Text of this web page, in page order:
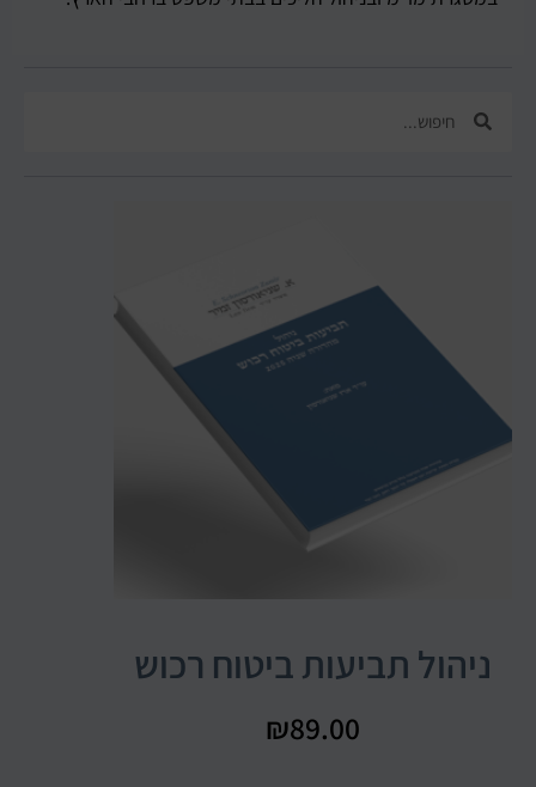
ניהול תביעות ביטוח רכוש
₪89.00